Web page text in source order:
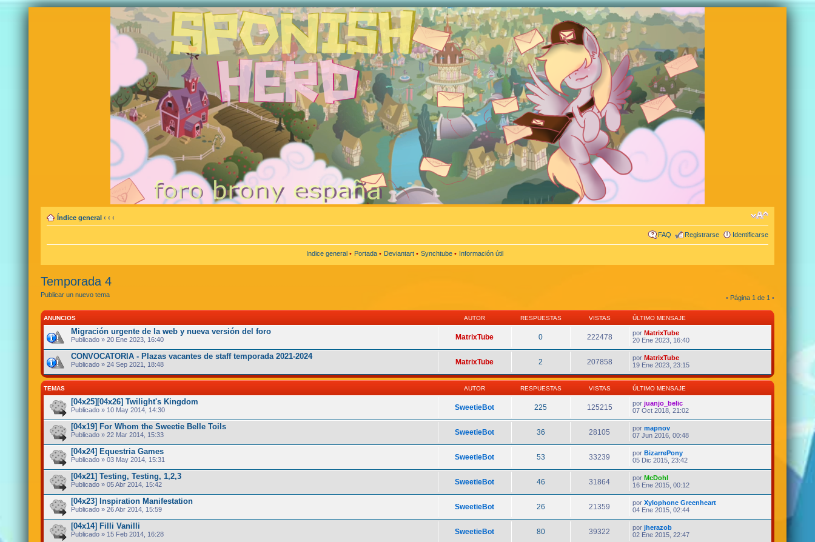
Índice general ‹ ‹ ‹
FAQ Registrarse Identificarse
Indice general • Portada • Deviantart • Synchtube • Información útil
Temporada 4
Publicar un nuevo tema • Página 1 de 1 •
ANUNCIOS AUTOR RESPUESTAS VISTAS ÚLTIMO MENSAJE
Migración urgente de la web y nueva versión del foro
Publicado » 20 Ene 2023, 16:40 MatrixTube 0 222478 por MatrixTube
20 Ene 2023, 16:40
CONVOCATORIA - Plazas vacantes de staff temporada 2021-2024
Publicado » 24 Sep 2021, 18:48 MatrixTube 2 207858 por MatrixTube
19 Ene 2023, 23:15
TEMAS AUTOR RESPUESTAS VISTAS ÚLTIMO MENSAJE
[04x25][04x26] Twilight's Kingdom
Publicado » 10 May 2014, 14:30 SweetieBot 225 125215 por juanjo_belic
07 Oct 2018, 21:02
[04x19] For Whom the Sweetie Belle Toils
Publicado » 22 Mar 2014, 15:33 SweetieBot 36 28105 por mapnov
07 Jun 2016, 00:48
[04x24] Equestria Games
Publicado » 03 May 2014, 15:31 SweetieBot 53 33239 por BizarrePony
05 Dic 2015, 23:42
[04x21] Testing, Testing, 1,2,3
Publicado » 05 Abr 2014, 15:42 SweetieBot 46 31864 por McDohl
16 Ene 2015, 00:12
[04x23] Inspiration Manifestation
Publicado » 26 Abr 2014, 15:59 SweetieBot 26 21359 por Xylophone Greenheart
04 Ene 2015, 02:44
[04x14] Filli Vanilli
Publicado » 15 Feb 2014, 16:28 SweetieBot 80 39322 por jherazob
02 Ene 2015, 22:47